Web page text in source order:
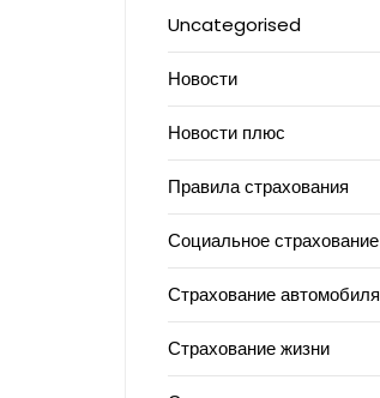
Uncategorised
Новости
Новости плюс
Правила страхования
Социальное страхование
Страхование автомобиля
Страхование жизни